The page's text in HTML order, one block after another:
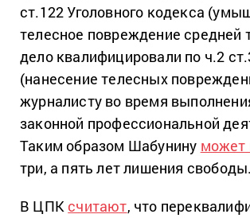
ст.122 Уголовного кодекса
телесное повреждение средней
дело квалифицировали по ч.2
(нанесение телесных
журналисту во время
законной профессиональной
Таким образом Шабунину может
три, а пять лет лишения свободы.
В ЦПК считают, что